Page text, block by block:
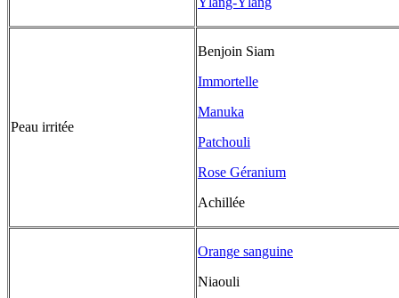
Peau irritée
Benjoin Siam
Immortelle
Manuka
Patchouli
Rose Géranium
Achillée
Orange sanguine
Niaouli